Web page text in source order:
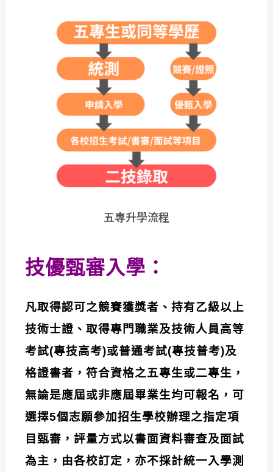
五專升學流程
技優甄審入學：
凡取得認可之競賽獲獎者、持有乙級以上
技術士證、取得專門職業及技術人員高等
考試(專技高考)或普通考試(專技普考)及
格證書者，符合資格之五專生或二專生，
無論是應屆或非應屆畢業生均可報名，可
選擇5個志願參加招生學校辦理之指定項
目甄審，評量方式以書面資料審查及面試
為主，由各校訂定，亦不採計統一入學測